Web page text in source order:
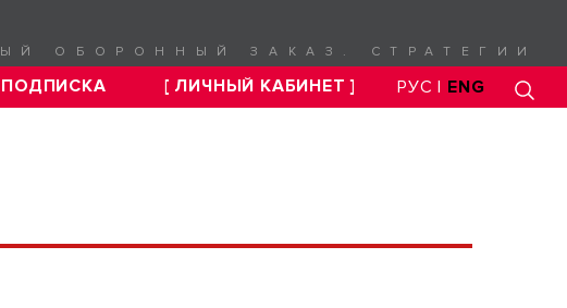
ОБОРОННЫЙ ЗАКАЗ. СТРАТЕГИИ
ПОДПИСКА [ ЛИЧНЫЙ КАБИНЕТ ] РУС | ENG